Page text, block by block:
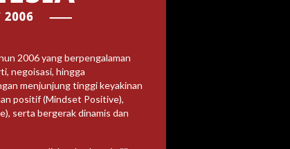
2006 yang berpengalaman
negoisasi, hingga
menjunjung tinggi keyakinan
positif (Mindset Positive),
serta bergerak dinamis dan